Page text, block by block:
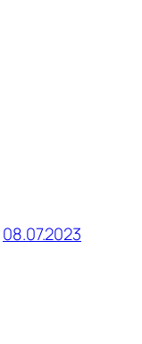
08.07.2023